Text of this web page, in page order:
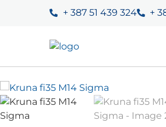
+ 387 51 439 324 +